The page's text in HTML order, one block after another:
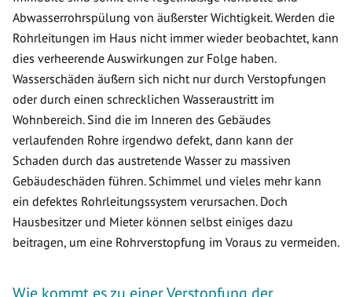
Abwasserrohrspülung von äußerster Wichtigkeit. Werden die
Rohrleitungen im Haus nicht immer wieder beobachtet, kann
dies verheerende Auswirkungen zur Folge haben.
Wasserschäden äußern sich nicht nur durch Verstopfungen
oder durch einen schrecklichen Wasseraustritt im
Wohnbereich. Sind die im Inneren des Gebäudes
verlaufenden Rohre irgendwo defekt, dann kann der
Schaden durch das austretende Wasser zu massiven
Gebäudeschäden führen. Schimmel und vieles mehr kann
ein defektes Rohrleitungssystem verursachen. Doch
Hausbesitzer und Mieter können selbst einiges dazu
beitragen, um eine Rohrverstopfung im Voraus zu vermeiden.